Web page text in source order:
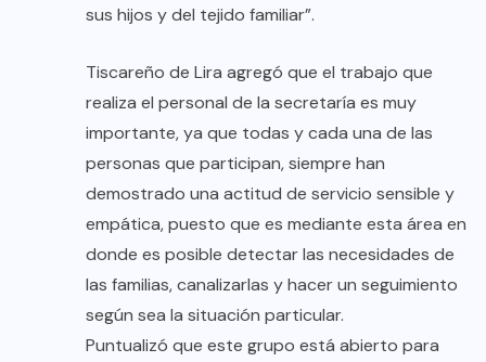
sus hijos y del tejido familiar”.
Tiscareño de Lira agregó que el trabajo que
realiza el personal de la secretaría es muy
importante, ya que todas y cada una de las
personas que participan, siempre han
demostrado una actitud de servicio sensible y
empática, puesto que es mediante esta área en
donde es posible detectar las necesidades de
las familias, canalizarlas y hacer un seguimiento
según sea la situación particular.
Puntualizó que este grupo está abierto para